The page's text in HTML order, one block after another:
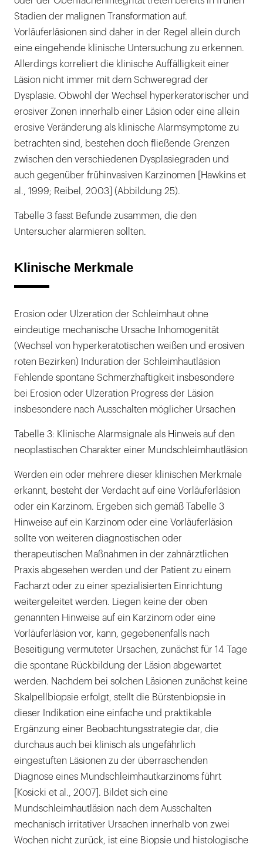
Stadien der malignen Transformation auf.
Vorläuferläsionen sind daher in der Regel allein durch
eine eingehende klinische Untersuchung zu erkennen.
Allerdings korreliert die klinische Auffälligkeit einer
Läsion nicht immer mit dem Schweregrad der
Dysplasie. Obwohl der Wechsel hyperkeratorischer und
erosiver Zonen innerhalb einer Läsion oder eine allein
erosive Veränderung als klinische Alarmsymptome zu
betrachten sind, bestehen doch fließende Grenzen
zwischen den verschiedenen Dysplasiegraden und
auch gegenüber frühinvasiven Karzinomen [Hawkins et
al., 1999; Reibel, 2003] (Abbildung 25).
Tabelle 3 fasst Befunde zusammen, die den
Untersucher alarmieren sollten.
Klinische Merkmale
Erosion oder Ulzeration der Schleimhaut ohne
eindeutige mechanische Ursache Inhomogenität
(Wechsel von hyperkeratotischen weißen und erosiven
roten Bezirken) Induration der Schleimhautläsion
Fehlende spontane Schmerzhaftigkeit insbesondere
bei Erosion oder Ulzeration Progress der Läsion
insbesondere nach Ausschalten möglicher Ursachen
Tabelle 3: Klinische Alarmsignale als Hinweis auf den
neoplastischen Charakter einer Mundschleimhautläsion
Werden ein oder mehrere dieser klinischen Merkmale
erkannt, besteht der Verdacht auf eine Vorläuferläsion
oder ein Karzinom. Ergeben sich gemäß Tabelle 3
Hinweise auf ein Karzinom oder eine Vorläuferläsion
sollte von weiteren diagnostischen oder
therapeutischen Maßnahmen in der zahnärztlichen
Praxis abgesehen werden und der Patient zu einem
Facharzt oder zu einer spezialisierten Einrichtung
weitergeleitet werden. Liegen keine der oben
genannten Hinweise auf ein Karzinom oder eine
Vorläuferläsion vor, kann, gegebenenfalls nach
Beseitigung vermuteter Ursachen, zunächst für 14 Tage
die spontane Rückbildung der Läsion abgewartet
werden. Nachdem bei solchen Läsionen zunächst keine
Skalpellbiopsie erfolgt, stellt die Bürstenbiopsie in
dieser Indikation eine einfache und praktikable
Ergänzung einer Beobachtungsstrategie dar, die
durchaus auch bei klinisch als ungefährlich
eingestuften Läsionen zu der überraschenden
Diagnose eines Mundschleimhautkarzinoms führt
[Kosicki et al., 2007]. Bildet sich eine
Mundschleimhautläsion nach dem Ausschalten
mechanisch irritativer Ursachen innerhalb von zwei
Wochen nicht zurück, ist eine Biopsie und histologische